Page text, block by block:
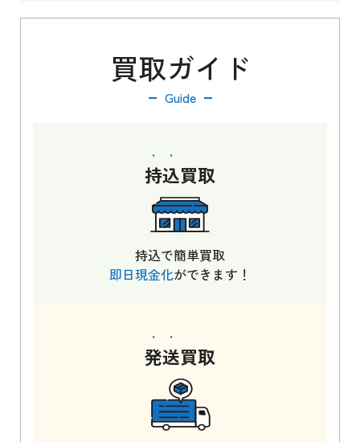
買取ガイド
Guide
持込買取
持込で簡単買取
即日現金化ができます！
発送買取